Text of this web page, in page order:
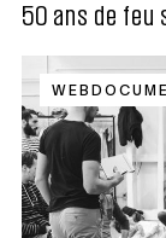
50 ans de feu